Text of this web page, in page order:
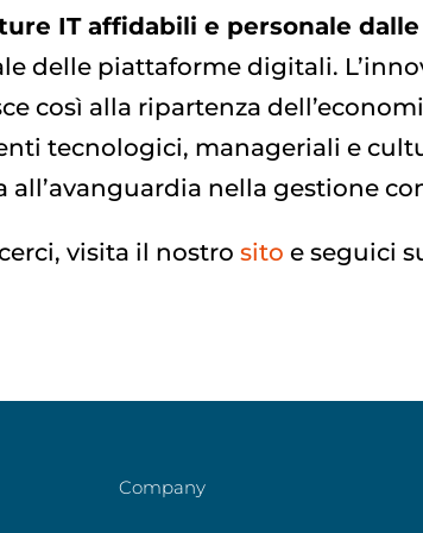
IT affidabili e personale
delle piattaforme digitali.
così alla ripartenza
tecnologici, manageriali e
all’avanguardia nella gestione
visita il nostrosito e seguici
Company